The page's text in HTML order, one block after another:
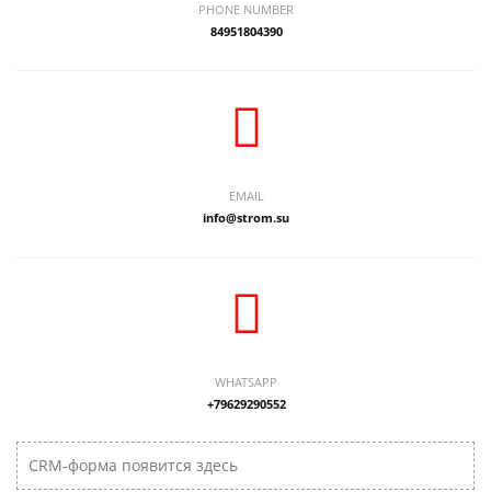
PHONE NUMBER
84951804390
EMAIL
info@strom.su
WHATSAPP
+79629290552
CRM-форма появится здесь